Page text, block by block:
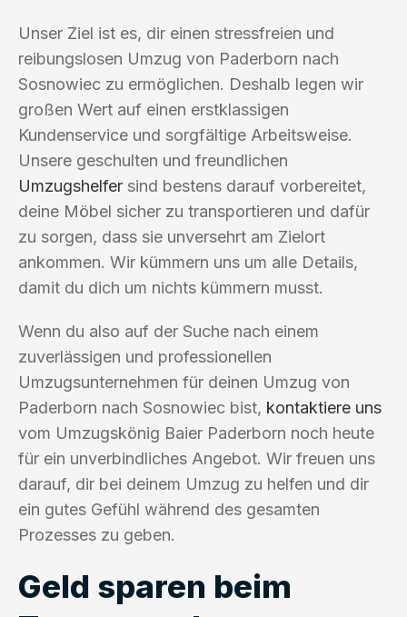
Unser Ziel ist es, dir einen stressfreien und
reibungslosen Umzug von Paderborn nach
Sosnowiec zu ermöglichen. Deshalb legen wir
großen Wert auf einen erstklassigen
Kundenservice und sorgfältige Arbeitsweise.
Unsere geschulten und freundlichen
Umzugshelfer sind bestens darauf vorbereitet,
deine Möbel sicher zu transportieren und dafür
zu sorgen, dass sie unversehrt am Zielort
ankommen. Wir kümmern uns um alle Details,
damit du dich um nichts kümmern musst.
Wenn du also auf der Suche nach einem
zuverlässigen und professionellen
Umzugsunternehmen für deinen Umzug von
Paderborn nach Sosnowiec bist, kontaktiere uns
vom Umzugskönig Baier Paderborn noch heute
für ein unverbindliches Angebot. Wir freuen uns
darauf, dir bei deinem Umzug zu helfen und dir
ein gutes Gefühl während des gesamten
Prozesses zu geben.
Geld sparen beim